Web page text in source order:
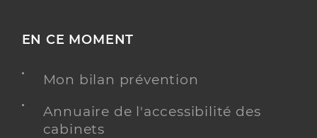
EN CE MOMENT
Mon bilan prévention
Annuaire de l'accessibilité des
cabinets